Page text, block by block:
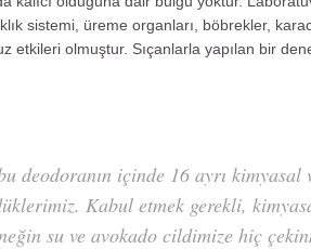
sistemi, üreme organları, böbrekler,
etkileri olmuştur. Sıçanlarla yapılan bir
deodoranın içinde 16 ayrı
Kabul etmek gerekli,
su ve avokado cildimize hiç